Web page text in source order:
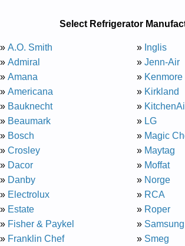
Select Refrigerator
» A.O. Smith
» Admiral
» Amana
» Americana
» Bauknecht
» Beaumark
» Bosch
» Crosley
» Dacor
» Danby
» Electrolux
» Estate
» Fisher & Paykel
» Franklin Chef
» Inglis
» Jenn-Air
» Kenmore
» Kirkland
»
» LG
» Magic
» Maytag
» Moffat
» Norge
» RCA
» Roper
» Samsung
» Smeg